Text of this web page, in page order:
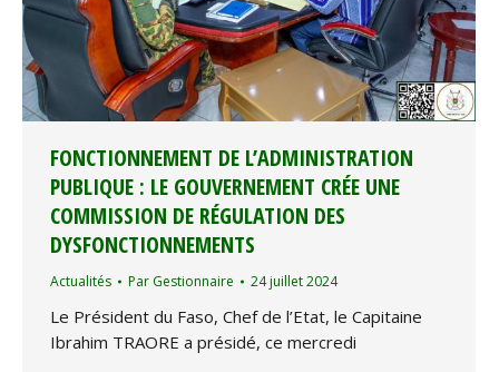
FONCTIONNEMENT DE L’ADMINISTRATION
PUBLIQUE : LE GOUVERNEMENT CRÉE UNE
COMMISSION DE RÉGULATION DES
DYSFONCTIONNEMENTS
Actualités Par Gestionnaire 24 juillet 2024
Le Président du Faso, Chef de l’Etat, le Capitaine
Ibrahim TRAORE a présidé, ce mercredi